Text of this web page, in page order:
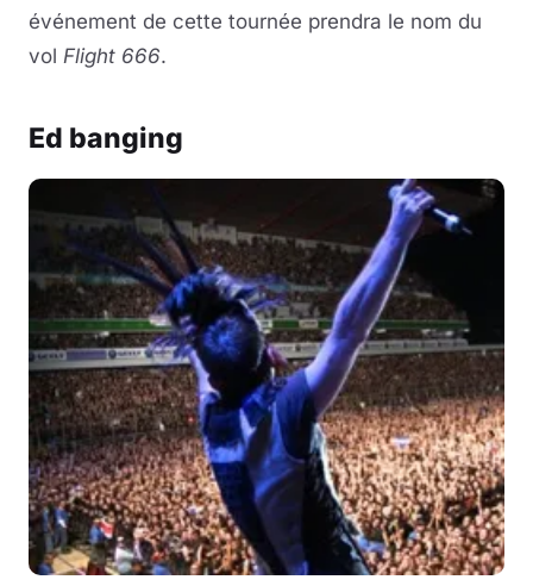
événement de cette tournée prendra le nom du
vol Flight 666.
Ed banging